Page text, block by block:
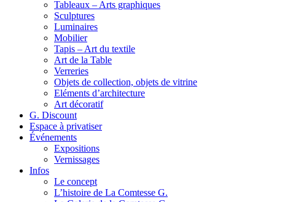
Tableaux – Arts graphiques
Sculptures
Luminaires
Mobilier
Tapis – Art du textile
Art de la Table
Verreries
Objets de collection, objets de vitrine
Eléments d’architecture
Art décoratif
G. Discount
Espace à privatiser
Événements
Expositions
Vernissages
Infos
Le concept
L’histoire de La Comtesse G.